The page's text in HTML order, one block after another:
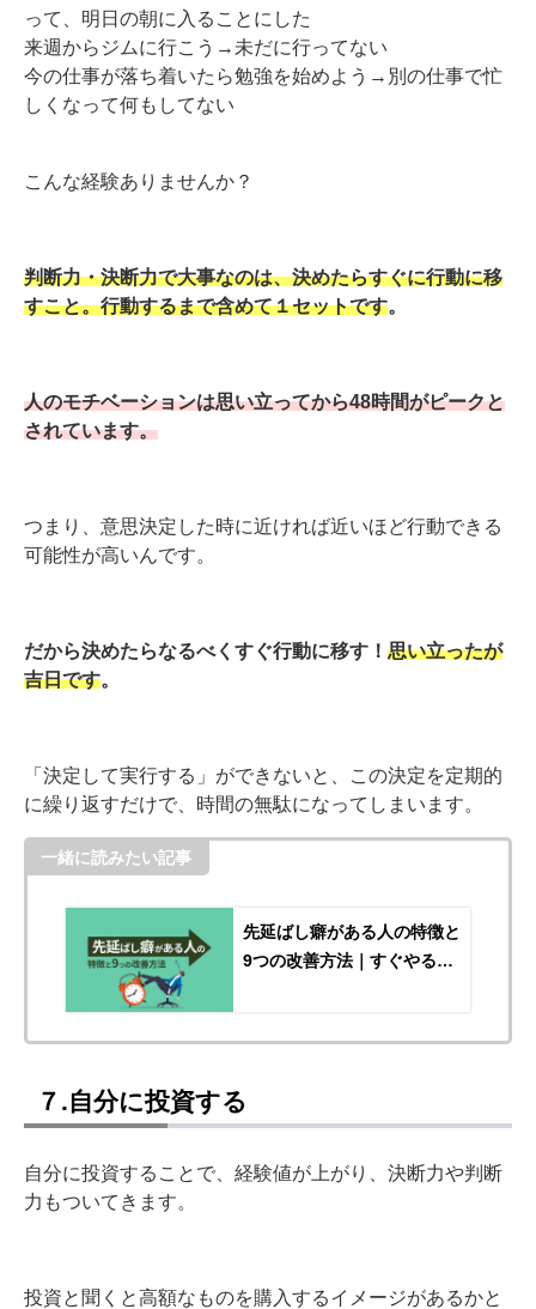
って、明日の朝に入ることにした
来週からジムに行こう→未だに行ってない
今の仕事が落ち着いたら勉強を始めよう→別の仕事で忙
しくなって何もしてない
こんな経験ありませんか？
判断力・決断力で大事なのは、決めたらすぐに行動に移
すこと。行動するまで含めて１セットです。
人のモチベーションは思い立ってから48時間がピークと
されています。
つまり、意思決定した時に近ければ近いほど行動できる
可能性が高いんです。
だから決めたらなるべくすぐ行動に移す！ 思い立ったが
吉日です。
「決定して実行する」ができないと、この決定を定期的
に繰り返すだけで、時間の無駄になってしまいます。
一緒に読みたい記事
先延ばし癖がある人の特徴と
9つの改善方法｜すぐやる自
７.自分に投資する
自分に投資することで、経験値が上がり、決断力や判断
力もついてきます。
投資と聞くと高額なものを購入するイメージがあるかと